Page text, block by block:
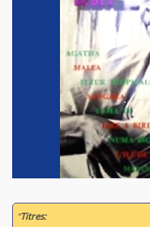
“Titres: